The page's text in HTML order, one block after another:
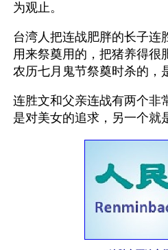
为观止。
台湾人把连战肥胖的长子连
用来祭奠用的，把猪养得很
农历七月鬼节祭奠时杀的，
连胜文和父亲连战有两个非
是对美女的追求，另一个就